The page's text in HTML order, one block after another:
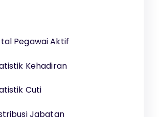
Pegawai Aktif
Kehadiran
Cuti
Jabatan